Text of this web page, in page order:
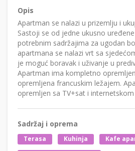
Opis
Apartman se nalazi u prizemlju i
Sastoji se od jedne ukusno
potrebnim sadržajima za ugodan
apartmana se nalazi vrt sa
je moguć boravak i uživanje u
Apartman ima kompletno
opremljena francuskim ležajem.
opremljen sa TV+sat i internetskom
Sadržaj i oprema
Terasa Kuhinja Kafe